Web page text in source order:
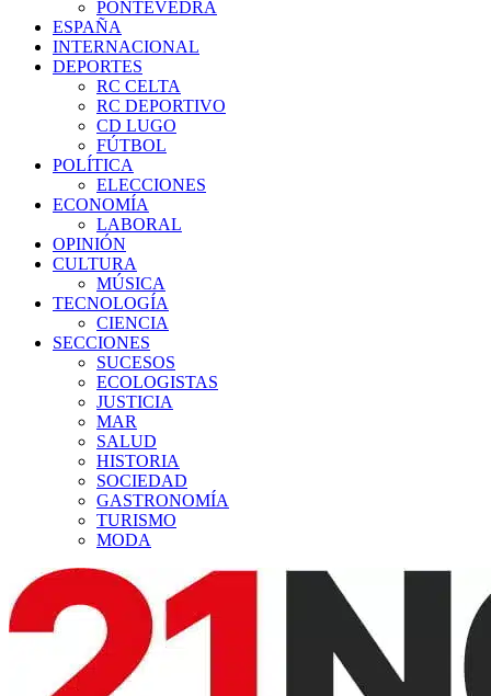
PONTEVEDRA
ESPAÑA
INTERNACIONAL
DEPORTES
RC CELTA
RC DEPORTIVO
CD LUGO
FÚTBOL
POLÍTICA
ELECCIONES
ECONOMÍA
LABORAL
OPINIÓN
CULTURA
MÚSICA
TECNOLOGÍA
CIENCIA
SECCIONES
SUCESOS
ECOLOGISTAS
JUSTICIA
MAR
SALUD
HISTORIA
SOCIEDAD
GASTRONOMÍA
TURISMO
MODA